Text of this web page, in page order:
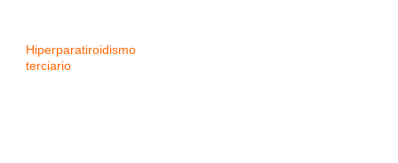
Hiperparatiroidismo
terciario